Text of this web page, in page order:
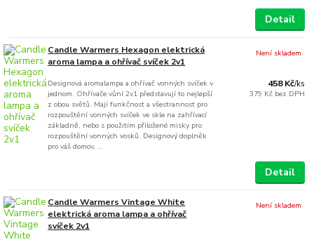
Detail
Candle Warmers Hexagon elektrická
aroma lampa a ohřívač svíček 2v1
Designová aromalampa a ohřívač vonných svíček v
jednom. Ohřívače vůní 2v1 představují to nejlepší
z obou světů. Mají funkčnost a všestrannost pro
rozpouštění vonných svíček ve skle na zahřívací
základně, nebo s použitím přiložené misky pro
rozpouštění vonných vosků. Designový doplněk
pro váš domov, ...
458 Kč/ks
379 Kč bez DPH
Není skladem
Detail
Candle Warmers Vintage White
elektrická aroma lampa a ohřívač
svíček 2v1
Není skladem